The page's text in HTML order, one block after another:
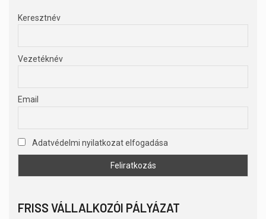
Keresztnév
Vezetéknév
Email
Adatvédelmi nyilatkozat elfogadása
FRISS VÁLLALKOZÓI PÁLYÁZAT